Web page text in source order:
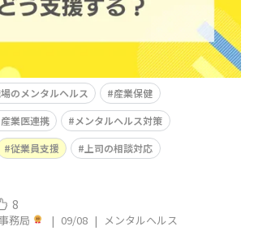
のメンタルヘルス
産業保健
産業医連携
メンタルヘルス対策
従業員支援
上司の相談対応
8
務局 | 09/08 | メンタルヘルス